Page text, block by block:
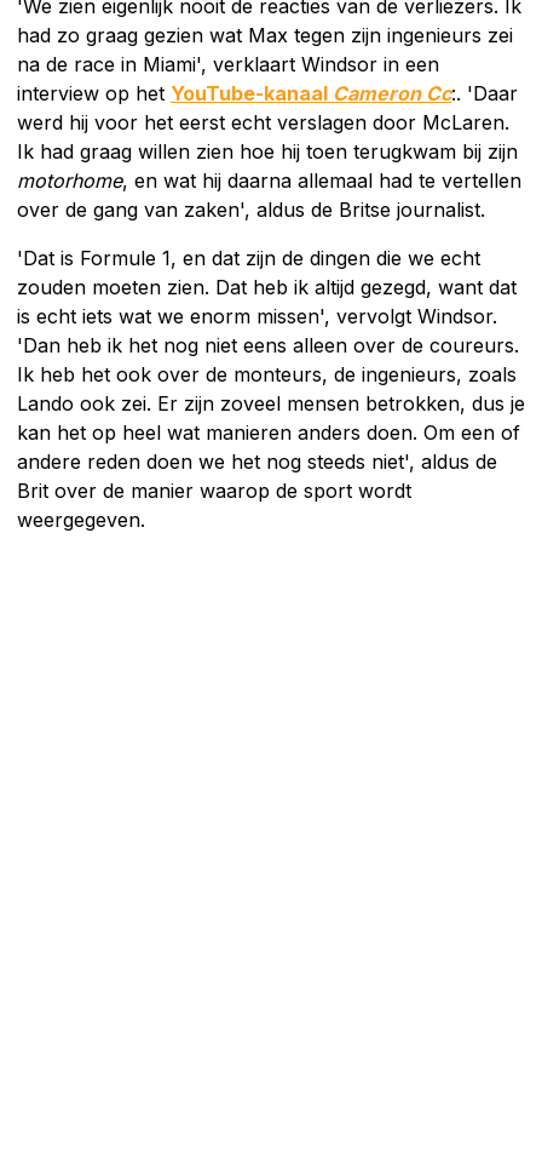
'We zien eigenlijk nooit de reacties van de verliezers. Ik
had zo graag gezien wat Max tegen zijn ingenieurs zei
na de race in Miami', verklaart Windsor in een
interview op het YouTube-kanaal Cameron Cc:. 'Daar
werd hij voor het eerst echt verslagen door McLaren.
Ik had graag willen zien hoe hij toen terugkwam bij zijn
motorhome, en wat hij daarna allemaal had te vertellen
over de gang van zaken', aldus de Britse journalist.
'Dat is Formule 1, en dat zijn de dingen die we echt
zouden moeten zien. Dat heb ik altijd gezegd, want dat
is echt iets wat we enorm missen', vervolgt Windsor.
'Dan heb ik het nog niet eens alleen over de coureurs.
Ik heb het ook over de monteurs, de ingenieurs, zoals
Lando ook zei. Er zijn zoveel mensen betrokken, dus je
kan het op heel wat manieren anders doen. Om een of
andere reden doen we het nog steeds niet', aldus de
Brit over de manier waarop de sport wordt
weergegeven.